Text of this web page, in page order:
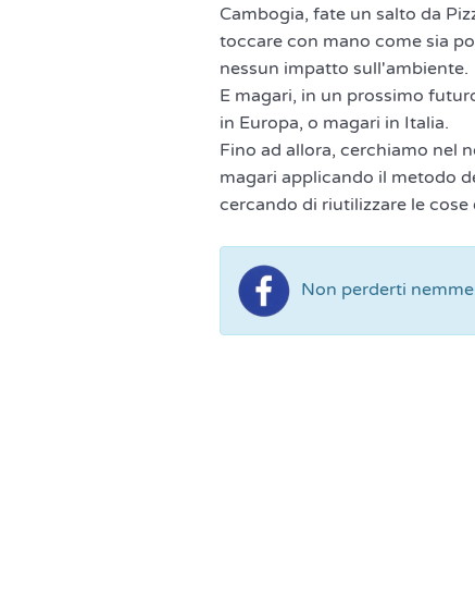
Cambogia, fate un salto da
toccare con mano come sia
nessun impatto sull'ambiente.
E magari, in un prossimo
in Europa, o magari in Italia.
Fino ad allora, cerchiamo nel
magari applicando il metodo
cercando di riutilizzare le
Non perderti